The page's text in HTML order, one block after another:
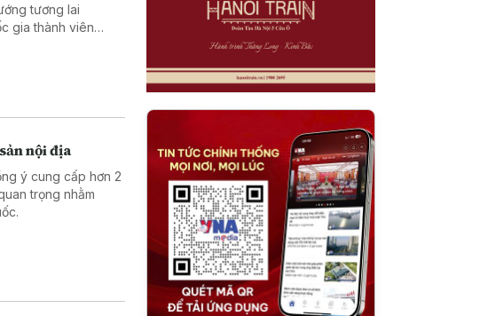
tương lai
gia thành viên
nội địa
ý cung cấp hơn 2
trọng nhằm